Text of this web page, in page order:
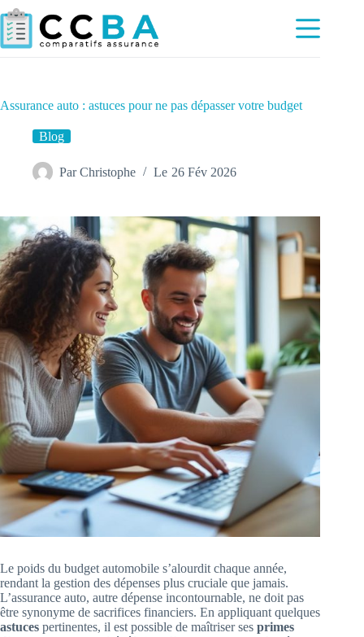
Passer
au
contenu
Assurance auto : astuces pour ne pas dépasser votre budget
Blog
Par Christophe Le 26 Fév 2026
Le poids du budget automobile s’alourdit chaque année,
rendant la gestion des dépenses plus cruciale que jamais.
L’assurance auto, autre dépense incontournable, ne doit pas
être synonyme de sacrifices financiers. En appliquant quelques
astuces pertinentes, il est possible de maîtriser ses primes